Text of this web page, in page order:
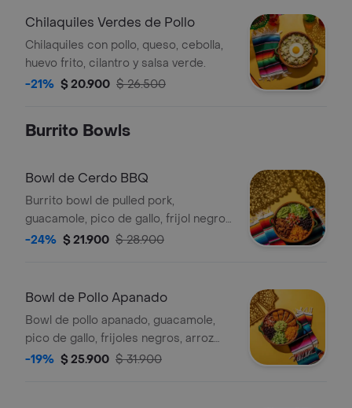
Chilaquiles Verdes de Pollo
Chilaquiles con pollo, queso, cebolla,
huevo frito, cilantro y salsa verde.
-21% $ 20.900 $ 26.500
Burrito Bowls
Bowl de Cerdo BBQ
Burrito bowl de pulled pork,
guacamole, pico de gallo, frijol negro,
arroz achiote y lechuga.
-24% $ 21.900 $ 28.900
Bowl de Pollo Apanado
Bowl de pollo apanado, guacamole,
pico de gallo, frijoles negros, arroz
achiote y lechuga.
-19% $ 25.900 $ 31.900